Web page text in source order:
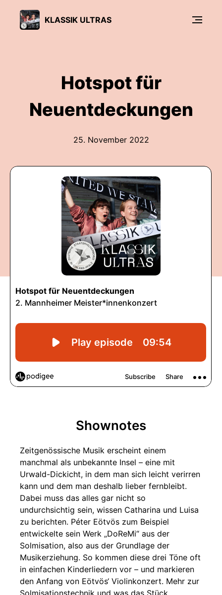
KLASSIK ULTRAS
Hotspot für
Neuentdeckungen
25. November 2022
Shownotes
Zeitgenössische Musik erscheint einem
manchmal als unbekannte Insel – eine mit
Urwald-Dickicht, in dem man sich leicht verirren
kann und dem man deshalb lieber fernbleibt.
Dabei muss das alles gar nicht so
undurchsichtig sein, wissen Catharina und Luisa
zu berichten. Péter Eötvös zum Beispiel
entwickelte sein Werk „DoReMi“ aus der
Solmisation, also aus der Grundlage der
Musikerziehung. So kommen diese drei Töne oft
in einfachen Kinderliedern vor – und markieren
den Anfang von Eötvös‘ Violinkonzert. Mehr zur
Solmisationstechnik und was das Stück